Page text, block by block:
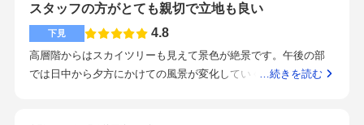
いるので落ち着かない雰囲気かと思いきや、プリンスホテルと
商業施設でガラッと雰囲気が変わるので、あまり心配しなくて
プリンスホテルに用の無い一般客も入れる場所なのでそこが気
になる人は厳しいかも。ホテルウェディングをしたい人はそれ
ンが開き絶景が広がる演出が本当に素敵でした。高さ140mのス
カイチャペルですが、もちろん座席から下は見えないので高所
恐怖症の方でも大丈夫です。また雨の日も、周りに遮る建物が
ないため想像以上に明るいと仰っていました。大聖堂と比べる
と、天井は低く、ゲストとの距離は近く感じ、バージンロード
スタッフの方がとても親切で立地も良い
下見 4.8
高層階からはスカイツリーも見えて景色が絶景です。午後の部
では日中から夕方にかけての風景が変化していく様子も楽しめ
…続きを読む